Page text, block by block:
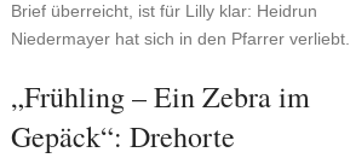
Brief überreicht, ist für Lilly klar: Heidrun
Niedermayer hat sich in den Pfarrer verliebt.
„Frühling – Ein Zebra im
Gepäck“: Drehorte